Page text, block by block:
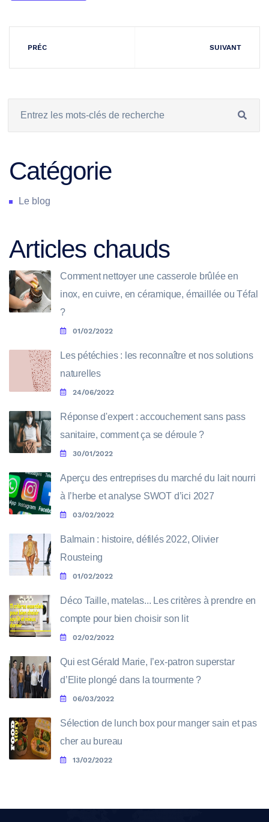
PRÉC SUIVANT
Catégorie
Le blog
Articles chauds
Comment nettoyer une casserole brûlée en
inox, en cuivre, en céramique, émaillée ou Téfal
?
01/02/2022
Les pétéchies : les reconnaître et nos solutions
naturelles
24/06/2022
Réponse d'expert : accouchement sans pass
sanitaire, comment ça se déroule ?
30/01/2022
Aperçu des entreprises du marché du lait nourri
à l’herbe et analyse SWOT d’ici 2027
03/02/2022
Balmain : histoire, défilés 2022, Olivier
Rousteing
01/02/2022
Déco Taille, matelas... Les critères à prendre en
compte pour bien choisir son lit
02/02/2022
Qui est Gérald Marie, l’ex-patron superstar
d’Elite plongé dans la tourmente ?
06/03/2022
Sélection de lunch box pour manger sain et pas
cher au bureau
13/02/2022